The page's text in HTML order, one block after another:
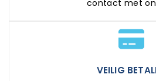
contact met
VEILIG